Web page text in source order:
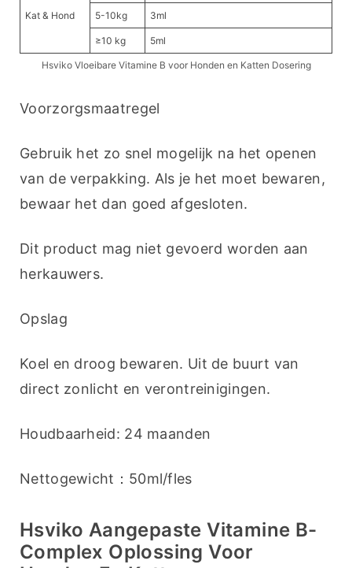
Kat & Hond 5-10kg 3ml
≥10 kg 5ml
Hsviko Vloeibare Vitamine B voor Honden en Katten Dosering
Voorzorgsmaatregel
Gebruik het zo snel mogelijk na het openen
van de verpakking. Als je het moet bewaren,
bewaar het dan goed afgesloten.
Dit product mag niet gevoerd worden aan
herkauwers.
Opslag
Koel en droog bewaren. Uit de buurt van
direct zonlicht en verontreinigingen.
Houdbaarheid: 24 maanden
Nettogewicht：50ml/fles
Hsviko Aangepaste Vitamine B-
Complex Oplossing Voor